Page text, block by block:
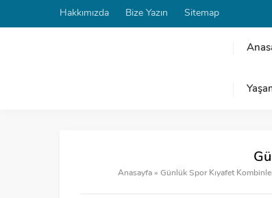
Hakkımızda Bize Yazın Sitemap
Anasayfa » Günlük Spor Kıyafet